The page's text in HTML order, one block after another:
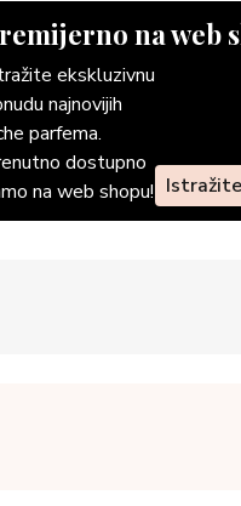
na web
ekskluzivnu
najnovijih
parfema.
dostupno
na web shopu!